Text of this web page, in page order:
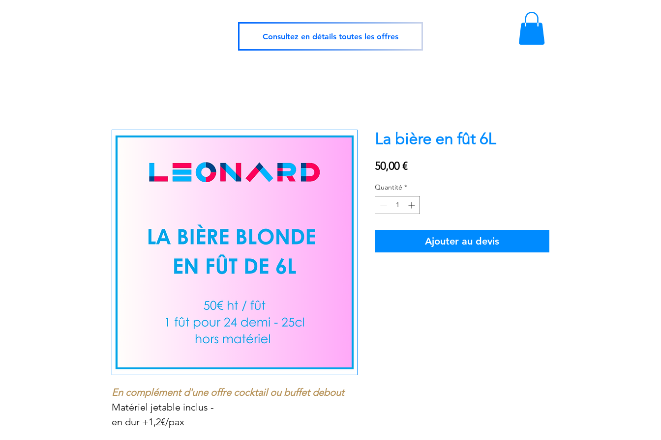
Consultez en détails toutes les offres
En complément d'une offre cocktail ou buffet debout
Matériel jetable inclus -
en dur +1,2€/pax
La bière en fût 6L
50,00 €Prix
Quantité *
Ajouter au devis